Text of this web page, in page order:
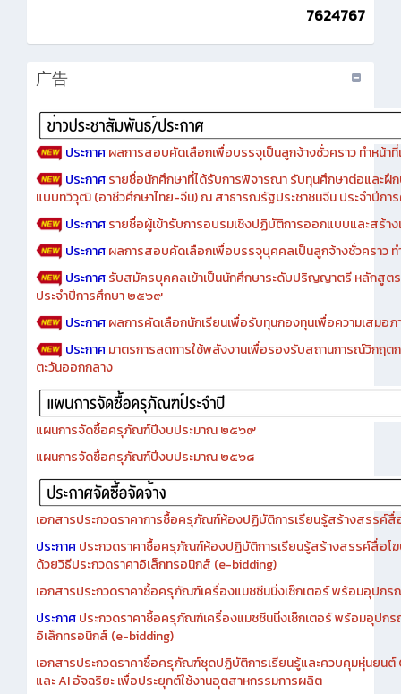
7624767
广告
ประกาศผลการสอบคัดเลือกเพื่อบรรจุเป็นลูกจ้างชั่วคราว ทำหน้าที่
ประกาศรายชื่อนักศึกษาที่ได้รับการพิจารณา รับทุนศึกษาต่อและฝึ
แบบทวิวุฒิ (อาชีวศึกษาไทย-จีน) ณ สาธารณรัฐประชาชนจีน ประจำปีก
ประกาศรายชื่อผู้เข้ารับการอบรมเชิงปฏิบัติการออกแบบและสร้า
ประกาศผลการสอบคัดเลือกเพื่อบรรจุบุคคลเป็นลูกจ้างชั่วคราว ท
ประกาศรับสมัครบุคคลเข้าเป็นนักศึกษาระดับปริญญาตรี หลักสูต
ประจำปีการศึกษา ๒๕๖๙
ประกาศผลการคัดเลือกนักเรียนเพื่อรับทุนกองทุนเพื่อความเสมอ
ประกาศมาตรการลดการใช้พลังงานเพื่อรองรับสถานการณ์วิกฤ
ตะวันออกกลาง
แผนการจัดซื้อครุภัณฑ์ปีงบประมาณ ๒๕๖๙
แผนการจัดซื้อครุภัณฑ์ปีงบประมาณ ๒๕๖๘
เอกสารประกวดราคาการซื้อครุภัณฑ์ห้องปฏิบัติการเรียนรู้สร้างสรรค์
ประกาศประกวดราคาซื้อครุภัณฑ์ห้องปฏิบัติการเรียนรู้สร้างสรรค์สื่อโ
ด้วยวิธีประกวดราคาอิเล็กทรอนิกส์ (e-bidding)
เอกสารประกวดราคาซื้อครุภัณฑ์เครื่องแมชชีนนิ่งเซ็กเตอร์ พร้อมอุปก
ประกาศประกวดราคาซื้อครุภัณฑ์เครื่องแมชชีนนิ่งเซ็กเตอร์ พร้อมอุปก
อิเล็กทรอนิกส์ (e-bidding)
เอกสารประกวดราคาซื้อครุภัณฑ์ชุดปฏิบัติการเรียนรู้และควบคุมหุ่นยน
และ AI อัจฉริยะ เพื่อประยุกต์ใช้งานอุตสาหกรรมการผลิต